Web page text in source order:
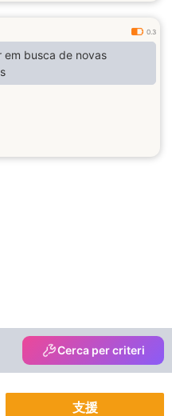
0.3
em busca de novas
Cerca per criteri
支援